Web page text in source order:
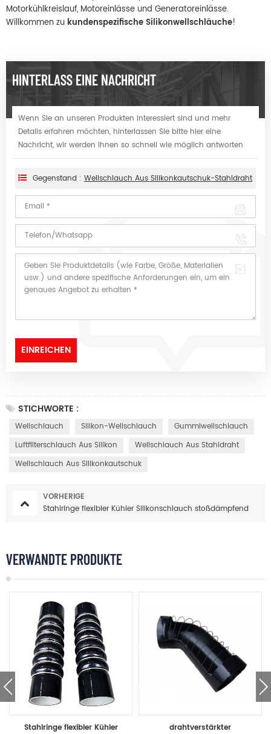
Motorkühlkreislauf, Motoreinlässe und Generatoreinlässe.
Willkommen zu kundenspezifische Silikonwellschläuche!
HINTERLASS EINE NACHRICHT
Wenn Sie an unseren Produkten interessiert sind und mehr
Details erfahren möchten, hinterlassen Sie bitte hier eine
Nachricht, wir werden Ihnen so schnell wie möglich antworten
Gegenstand : Wellschlauch Aus Silikonkautschuk-Stahldraht
STICHWORTE :
Wellschlauch Silikon-Wellschlauch
Gummiwellschlauch
Luftfilterschlauch Aus Silikon
Wellschlauch Aus Stahldraht
Wellschlauch Aus Silikonkautschuk
VORHERIGE
Stahlringe flexibler Kühler Silikonschlauch stoßdämpfend
VERWANDTE PRODUKTE
Stahlringe flexibler Kühler
drahtverstärkter